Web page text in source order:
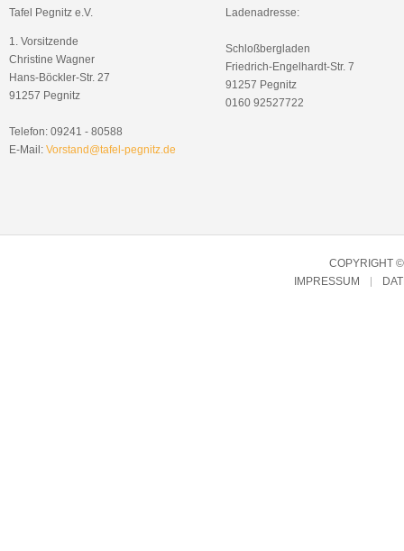
Tafel Pegnitz e.V.
1. Vorsitzende
Christine Wagner
Hans-Böckler-Str. 27
91257 Pegnitz
Telefon: 09241 - 80588
E-Mail: Vorstand@tafel-pegnitz.de
Ladenadresse:
Schloßbergladen
Friedrich-Engelhardt-Str. 7
91257 Pegnitz
0160 92527722
COPYRIGHT
IMPRESSUM